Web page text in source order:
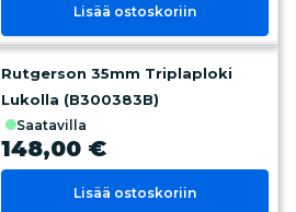
Lisää ostoskoriin
Rutgerson 35mm Triplaploki
Lukolla (B300383B)
saatavilla
148,00 €
Lisää ostoskoriin